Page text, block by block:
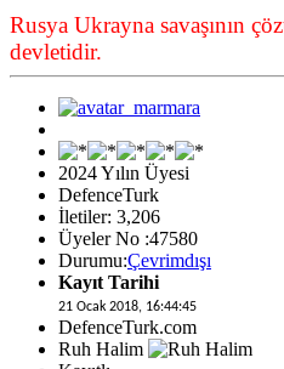
Rusya Ukrayna savaşının
devletidir.
2024 Yılın Üyesi
DefenceTurk
İletiler: 3,206
Üyeler No :47580
Durumu:Çevrimdışı
Kayıt Tarihi
21 Ocak 2018, 16:44:45
DefenceTurk.com
Ruh Halim